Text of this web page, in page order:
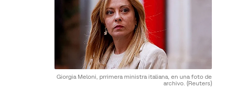
Giorgia Meloni, prrimera ministra italiana, en una foto de
archivo. (Reuters)